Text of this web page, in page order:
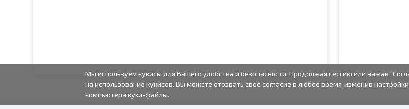
Мы используем кукисы для Вашего удобства и безопасности. Продолжая сессию или нажав
на использование кукисов. Вы можете отозвать своё согласие в любое время, изменив
компьютера куки-файлы.